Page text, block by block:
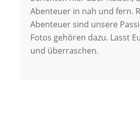
Abenteuer in nah und fern.
Abenteuer sind unsere
Fotos gehören dazu. Lasst
und überraschen.